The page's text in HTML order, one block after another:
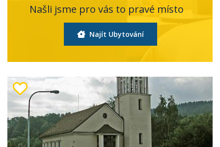
Našli jsme pro vás to pravé místo
Najít Ubytování